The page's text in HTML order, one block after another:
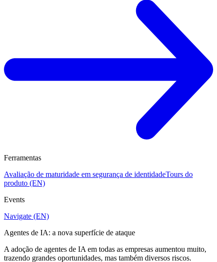
Ferramentas
Avaliação de maturidade em segurança de identidadeTours do
produto (EN)
Events
Navigate (EN)
Agentes de IA: a nova superfície de ataque
A adoção de agentes de IA em todas as empresas aumentou muito,
trazendo grandes oportunidades, mas também diversos riscos.